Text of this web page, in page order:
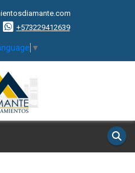
+573229412639
▼